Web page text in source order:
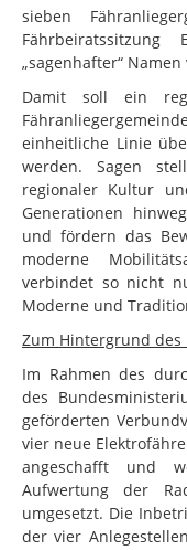
sieben
„sagenhafter“
Damit soll ein
einheitliche Linie
werden. Sagen
regionaler Kultur
Generationen
und fördern das
moderne
verbindet so nicht
Moderne und
Zum Hintergrund des
Im Rahmen des
des
geförderten
vier neue
angeschafft und
Aufwertung der
umgesetzt. Die
der vier